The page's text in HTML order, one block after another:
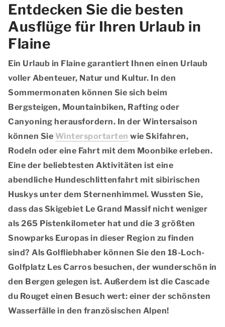
Entdecken Sie die besten
Ausflüge für Ihren Urlaub in
Flaine
Ein Urlaub in Flaine garantiert Ihnen einen Urlaub
voller Abenteuer, Natur und Kultur. In den
Sommermonaten können Sie sich beim
Bergsteigen, Mountainbiken, Rafting oder
Canyoning herausfordern. In der Wintersaison
können Sie Wintersportarten wie Skifahren,
Rodeln oder eine Fahrt mit dem Moonbike erleben.
Eine der beliebtesten Aktivitäten ist eine
abendliche Hundeschlittenfahrt mit sibirischen
Huskys unter dem Sternenhimmel. Wussten Sie,
dass das Skigebiet Le Grand Massif nicht weniger
als 265 Pistenkilometer hat und die 3 größten
Snowparks Europas in dieser Region zu finden
sind? Als Golfliebhaber können Sie den 18-Loch-
Golfplatz Les Carros besuchen, der wunderschön in
den Bergen gelegen ist. Außerdem ist die Cascade
du Rouget einen Besuch wert: einer der schönsten
Wasserfälle in den französischen Alpen!